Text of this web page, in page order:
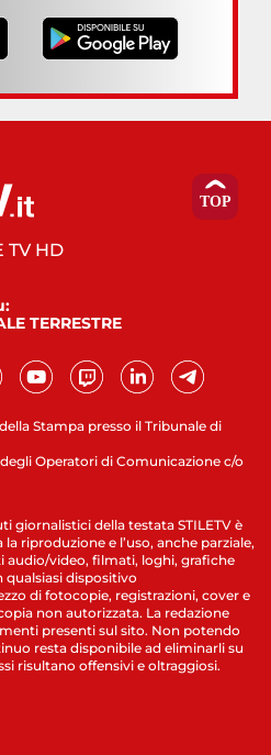
Stampa presso il Tribunale di
Operatori di Comunicazione c/o
TV HD
TERRESTRE
giornalistici della testata STILETV è
riproduzione e l’uso, anche parziale,
audio/video, filmati, loghi, grafiche
qualsiasi dispositivo
di fotocopie, registrazioni, cover e
non autorizzata. La redazione
presenti sul sito. Non potendo
resta disponibile ad eliminarli su
risultano offensivi e oltraggiosi.